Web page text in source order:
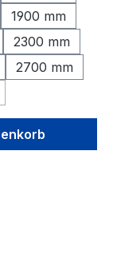
1900 mm
2300 mm
2700 mm
nicht verfügbar.)
Option ist zurzeit